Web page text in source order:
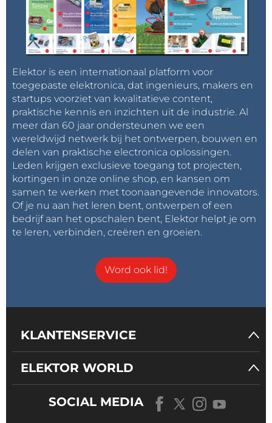
Elektor is een internationaal platform voor
toegepaste elektronica, dat ingenieurs, makers en
startups voorziet van kwalitatieve content,
praktische kennis en inzichten uit de industrie. Al
meer dan 60 jaar ondersteunen we een
wereldwijd netwerk bij het ontwerpen, bouwen en
delen van praktische electronica oplossingen.
Leden krijgen exclusieve toegang tot projecten,
kortingen in onze online shop, en kansen om
samen te werken met toonaangevende innovators.
Of je nu aan het leren bent, ontwerpen of een
bedrijf aan het opschalen bent, Elektor helpt je om
te leren, verbinden, creëren en groeien.
Word ook lid!
KLANTENSERVICE
ELEKTOR WORLD
SOCIAL MEDIA